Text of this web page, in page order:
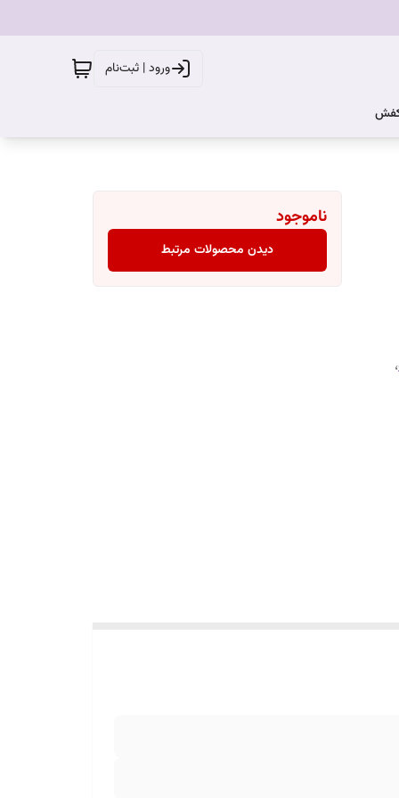
ورود | ثبت‌نام
،
ناموجود
دیدن محصولات مرتبط